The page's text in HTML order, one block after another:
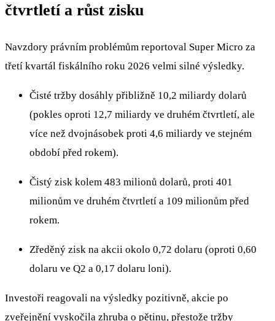
čtvrtletí a růst zisku
Navzdory právním problémům reportoval Super Micro za
třetí kvartál fiskálního roku 2026 velmi silné výsledky.
Čisté tržby dosáhly přibližně 10,2 miliardy dolarů
(pokles oproti 12,7 miliardy ve druhém čtvrtletí, ale
více než dvojnásobek proti 4,6 miliardy ve stejném
období před rokem).
Čistý zisk kolem 483 milionů dolarů, proti 401
milionům ve druhém čtvrtletí a 109 milionům před
rokem.
Zředěný zisk na akcii okolo 0,72 dolaru (oproti 0,60
dolaru ve Q2 a 0,17 dolaru loni).
Investoři reagovali na výsledky pozitivně, akcie po
zveřejnění vyskočila zhruba o pětinu, přestože tržby